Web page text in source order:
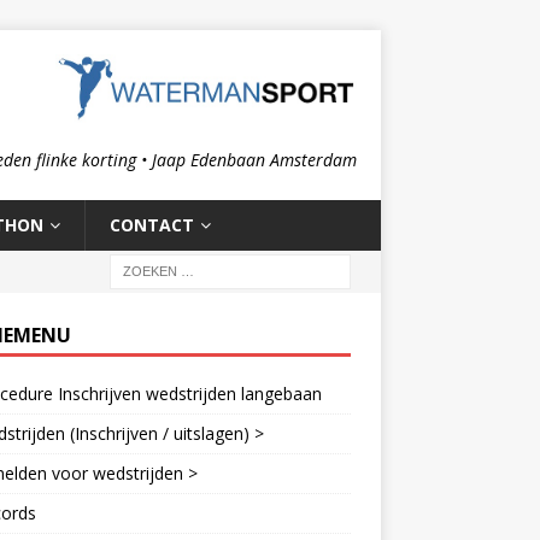
flinke korting • Jaap Edenbaan Amsterdam
CONTACT
Inschrijven wedstrijden langebaan
(Inschrijven / uitslagen) >
voor wedstrijden >